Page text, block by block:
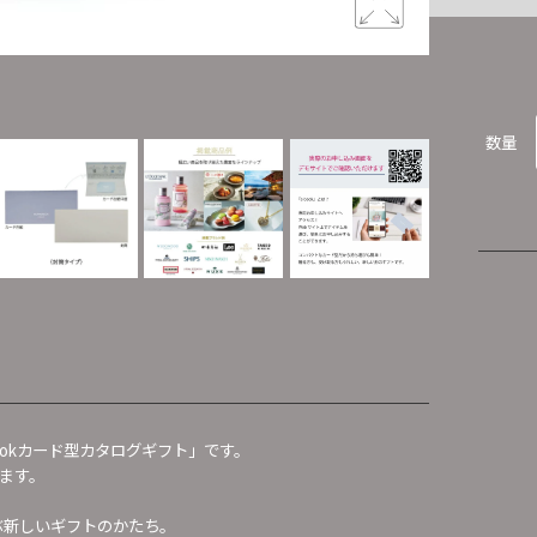
ード型カタログギフト」です。
。
しいギフトのかたち。
数量